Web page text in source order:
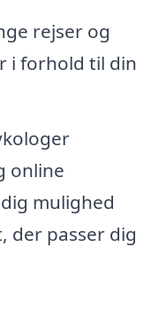
rejser og
i forhold til din
online
mulighed
der passer dig